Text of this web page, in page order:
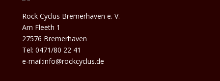
Rock Cyclus Bremerhaven e. V.
Am Fleeth 1
27576 Bremerhaven
Tel: 0471/80 22 41
e-mail:info@rockcyclus.de